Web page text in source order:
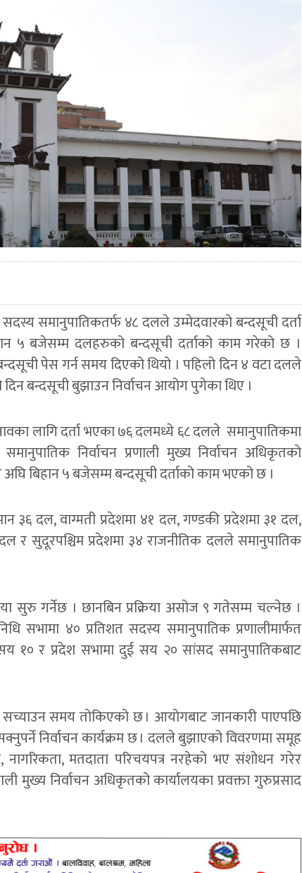
सदस्य समानुपातिकतर्फ ४८ दलले उम्मेदवारको बन्दसूची दर्ता
५ बजेसम्म दलहरुको बन्दसूची दर्ताको काम गरेको छ ।
पेस गर्न समय दिएको थियो । पहिलो दिन ४ वटा दलले
दिन बन्दसूची बुझाउन निर्वाचन आयोग पुगेका थिए ।
लागि दर्ता भएका ७६ दलमध्ये ६८ दलले समानुपातिकमा
निर्वाचन प्रणाली मुख्य निर्वाचन अधिकृतको
बिहान ५ बजेसम्म बन्दसूची दर्ताको काम भएको छ ।
३६ दल, वाग्मती प्रदेशमा ४१ दल, गण्डकी प्रदेशमा ३१ दल,
र सुदूरपश्चिम प्रदेशमा ३४ राजनीतिक दलले समानुपातिक
सुरु गर्नेछ । छानबिन प्रक्रिया असोज ९ गतेसम्म चल्नेछ ।
सभामा ४० प्रतिशत सदस्य समानुपातिक प्रणालीमार्फत
१० र प्रदेश सभामा दुई सय २० सांसद समानुपातिकबाट
समय तोकिएको छ । आयोगबाट जानकारी पाएपछि
निर्वाचन कार्यक्रम छ । दलले बुझाएको विवरणमा समूह
मतदाता परिचयपत्र नरहेको भए संशोधन गरेर
मुख्य निर्वाचन अधिकृतको कार्यालयका प्रवक्ता गुरुप्रसाद